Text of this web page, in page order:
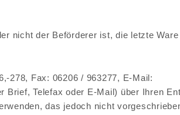
nicht der Beförderer ist, die letzte
278, Fax: 06206 / 963277, E-Mail:
Brief, Telefax oder E-Mail) über Ihren
das jedoch nicht